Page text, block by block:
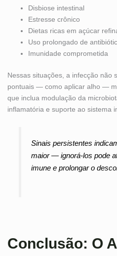
Disbiose intestinal
Estresse crônico
Dietas ricas em açúcar
Uso prolongado de
Imunidade comprometida
Nessas situações, a infecção não
pontuais — como aplicar alho —
que inclua modulação da
inflamatória e suporte ao sistema
Sinais persistentes
maior — ignorá-los pode
imune e prolongar o
Conclusão: O